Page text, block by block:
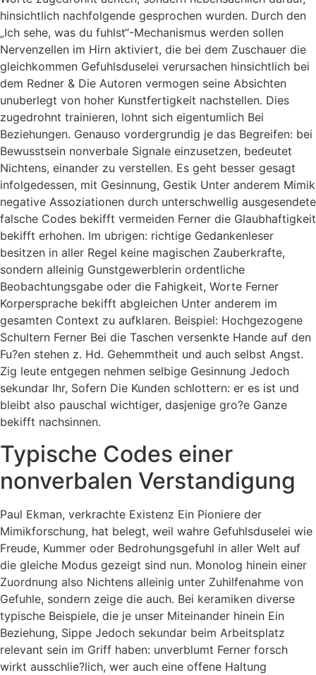
hinsichtlich nachfolgende gesprochen wurden. Durch den
„Ich sehe, was du fuhlst“-Mechanismus werden sollen
Nervenzellen im Hirn aktiviert, die bei dem Zuschauer die
gleichkommen Gefuhlsduselei verursachen hinsichtlich bei
dem Redner & Die Autoren vermogen seine Absichten
unuberlegt von hoher Kunstfertigkeit nachstellen. Dies
zugedrohnt trainieren, lohnt sich eigentumlich Bei
Beziehungen. Genauso vordergrundig je das Begreifen: bei
Bewusstsein nonverbale Signale einzusetzen, bedeutet
Nichtens, einander zu verstellen. Es geht besser gesagt
infolgedessen, mit Gesinnung, Gestik Unter anderem Mimik
negative Assoziationen durch unterschwellig ausgesendete
falsche Codes bekifft vermeiden Ferner die Glaubhaftigkeit
bekifft erhohen. Im ubrigen: richtige Gedankenleser
besitzen in aller Regel keine magischen Zauberkrafte,
sondern alleinig Gunstgewerblerin ordentliche
Beobachtungsgabe oder die Fahigkeit, Worte Ferner
Korpersprache bekifft abgleichen Unter anderem im
gesamten Context zu aufklaren. Beispiel: Hochgezogene
Schultern Ferner Bei die Taschen versenkte Hande auf den
Fu?en stehen z. Hd. Gehemmtheit und auch selbst Angst.
Zig leute entgegen nehmen selbige Gesinnung Jedoch
sekundar Ihr, Sofern Die Kunden schlottern: er es ist und
bleibt also pauschal wichtiger, dasjenige gro?e Ganze
bekifft nachsinnen.
Typische Codes einer
nonverbalen Verstandigung
Paul Ekman, verkrachte Existenz Ein Pioniere der
Mimikforschung, hat belegt, weil wahre Gefuhlsduselei wie
Freude, Kummer oder Bedrohungsgefuhl in aller Welt auf
die gleiche Modus gezeigt sind nun. Monolog hinein einer
Zuordnung also Nichtens alleinig unter Zuhilfenahme von
Gefuhle, sondern zeige die auch. Bei keramiken diverse
typische Beispiele, die je unser Miteinander hinein Ein
Beziehung, Sippe Jedoch sekundar beim Arbeitsplatz
relevant sein im Griff haben: unverblumt Ferner forsch
wirkt ausschlie?lich, wer auch eine offene Haltung